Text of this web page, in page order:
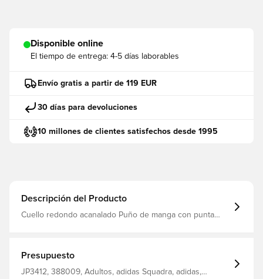
Disponible online
El tiempo de entrega: 4-5 días laborables
Envío gratis a partir de 119 EUR
30 días para devoluciones
10 millones de clientes satisfechos desde 1995
Descripción del Producto
Cuello redondo acanalado Puño de manga con punta
Presupuesto
JP3412, 388009, Adultos, adidas Squadra, adidas,